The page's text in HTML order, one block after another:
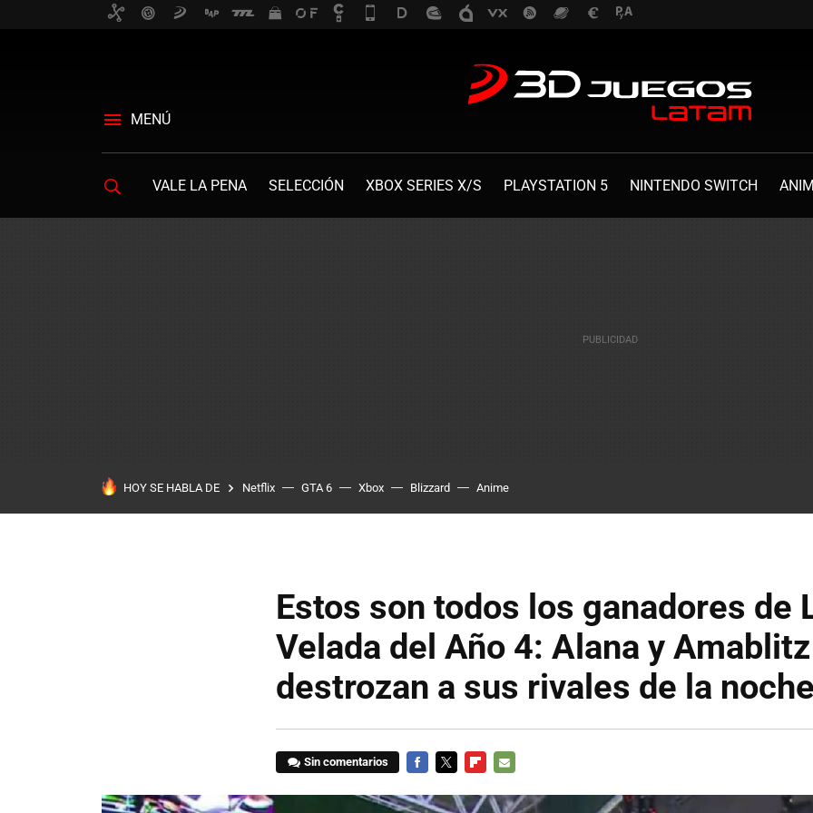
MENÚ
VALE LA PENA SELECCIÓN XBOX SERIES X/S PLAYSTATION 5 NINTENDO SWITCH
HOY SE HABLA DE Netflix GTA 6 Xbox Blizzard Anime
Estos son todos los ganadores de
Velada del Año 4: Alana y Amablitz
destrozan a sus rivales de la
Sin comentarios
MAIL